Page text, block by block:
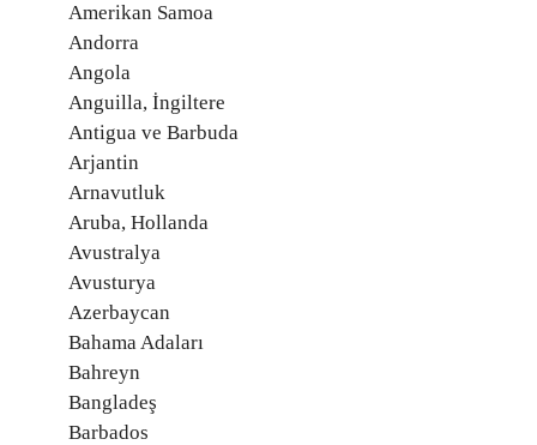
Amerikan Samoa
Andorra
Angola
Anguilla, İngiltere
Antigua ve Barbuda
Arjantin
Arnavutluk
Aruba, Hollanda
Avustralya
Avusturya
Azerbaycan
Bahama Adaları
Bahreyn
Bangladeş
Barbados